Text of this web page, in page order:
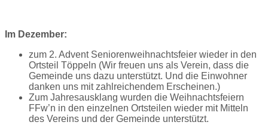
Im Dezember:
zum 2. Advent Seniorenweihnachtsfeier wieder in den
Ortsteil Töppeln (Wir freuen uns als Verein, dass die
Gemeinde uns dazu unterstützt. Und die Einwohner
danken uns mit zahlreichendem Erscheinen.)
Zum Jahresausklang wurden die Weihnachtsfeiern
FFw’n in den einzelnen Ortsteilen wieder mit Mitteln
des Vereins und der Gemeinde unterstützt.